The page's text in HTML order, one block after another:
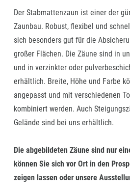
Der Stabmattenzaun ist einer der
Zaunbau. Robust, flexibel und
sich besonders gut für die
großer Flächen. Die Zäune sind in
und in verzinkter oder
erhältlich. Breite, Höhe und Farbe
angepasst und mit verschiedenen
kombiniert werden. Auch
Gelände sind bei uns erhältlich.
Die abgebildeten Zäune sind nur
können Sie sich vor Ort in den
zeigen lassen oder unsere